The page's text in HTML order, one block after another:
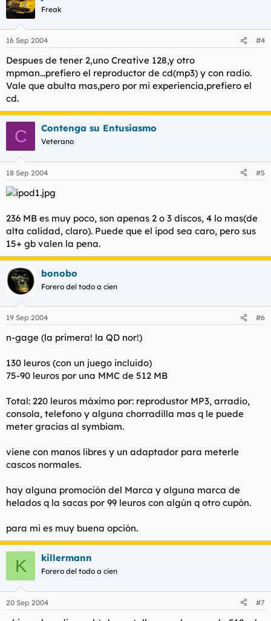
Freak
16 Sep 2004 #4
Despues de tener 2,uno Creative 128,y otro
mpman...prefiero el reproductor de cd(mp3) y con radio.
Vale que abulta mas,pero por mi experiencia,prefiero el
cd.
C Contenga su Entusiasmo
Veterano
18 Sep 2004 #5
236 MB es muy poco, son apenas 2 o 3 discos, 4 lo mas(de
alta calidad, claro). Puede que el ipod sea caro, pero sus
15+ gb valen la pena.
bonobo
Forero del todo a cien
19 Sep 2004 #6
n-gage (la primera! la QD nor!)
130 leuros (con un juego incluido)
75-90 leuros por una MMC de 512 MB
Total: 220 leuros máximo por: reprodustor MP3, arradio,
consola, telefono y alguna chorradilla mas q le puede
meter gracias al symbiam.
viene con manos libres y un adaptador para meterle
cascos normales.
hay alguna promoción del Marca y alguna marca de
helados q la sacas por 99 leuros con algún q otro cupón.
para mi es muy buena opción.
K killermann
Forero del todo a cien
20 Sep 2004 #7